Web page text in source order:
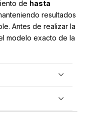
de hasta
resultados
Antes de realizar la
modelo exacto de la